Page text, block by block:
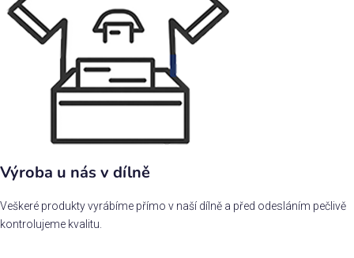
Výroba u nás v dílně
Veškeré produkty vyrábíme přímo v naší dílně a před odesláním pečlivě
kontrolujeme kvalitu.